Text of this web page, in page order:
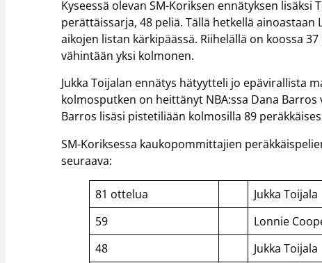
Kyseessä olevan SM-Koriksen ennätyksen
perättäissarja, 48 peliä. Tällä hetkellä
aikojen listan kärkipäässä. Riihelällä on koossa
vähintään yksi kolmonen.
Jukka Toijalan ennätys hätyytteli jo epävirallista
kolmosputken on heittänyt NBA:ssa Dana
Barros lisäsi pistetiliään kolmosilla 89
SM-Koriksessa kaukopommittajien
seuraava:
81 ottelua Jukka Toijala
59
Lonnie
48
Jukka Toijala